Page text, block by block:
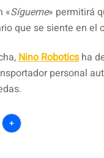
«Sígueme» permitirá
que se siente en el
Nino Roboticsha
personal
Compartir